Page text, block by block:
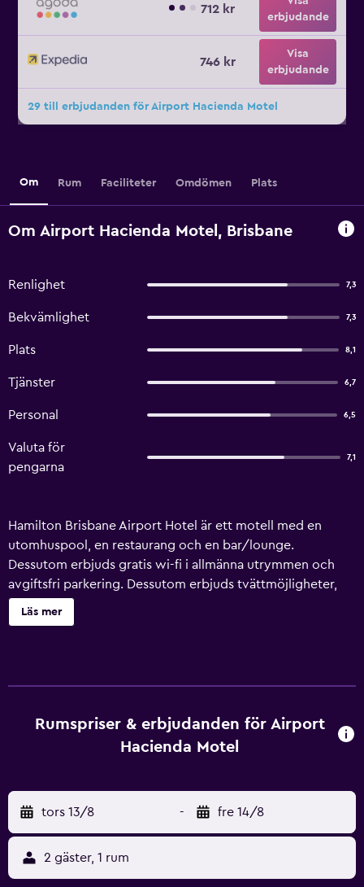
712 kr
erbjudande
746 kr
Visa
erbjudande
29 till erbjudanden för Airport Hacienda Motel
Om Rum Faciliteter Omdömen Plats
Om Airport Hacienda Motel, Brisbane
Renlighet 7,3
Bekvämlighet 7,3
Plats 8,1
Tjänster 6,7
Personal 6,5
Valuta för
pengarna
7,1
Hamilton Brisbane Airport Hotel är ett motell med en
utomhuspool, en restaurang och en bar/lounge.
Dessutom erbjuds gratis wi-fi i allmänna utrymmen och
avgiftsfri parkering. Dessutom erbjuds tvättmöjligheter,
expressincheckning och expressutcheckning. Städning är
tillgänglig en gång i veckan. Hamilton Brisbane Airport
gäster gratis wi-fi. Byte av handdukar och byte av lakan
kan fås på begäran. Städning sker varje vecka. Detta motell
Avgifter kan tillkomma.
Läs mer
Rumspriser & erbjudanden för Airport
Hacienda Motel
tors 13/8 - fre 14/8
2 gäster, 1 rum